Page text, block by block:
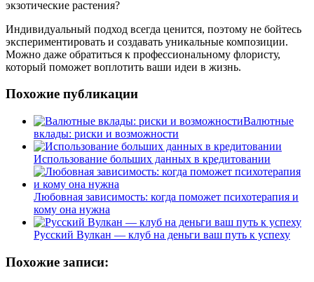
экзотические растения?
Индивидуальный подход всегда ценится, поэтому не бойтесь
экспериментировать и создавать уникальные композиции.
Можно даже обратиться к профессиональному флористу,
который поможет воплотить ваши идеи в жизнь.
Похожие публикации
Валютные
вклады: риски и возможности
Использование больших данных в кредитовании
Любовная зависимость: когда поможет психотерапия и
кому она нужна
Русский Вулкан — клуб на деньги ваш путь к успеху
Похожие записи: